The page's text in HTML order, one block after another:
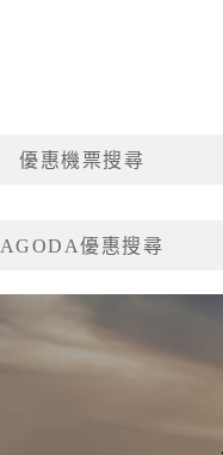
優惠機票搜尋
AGODA優惠搜尋